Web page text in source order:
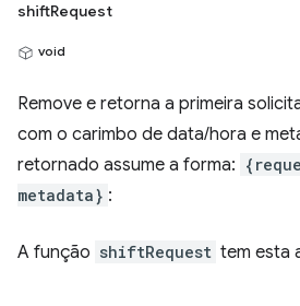
shiftRequest
void
Remove e retorna a primeira
com o carimbo de data/hora e
retornado assume a forma:
metadata} :
A função shiftRequest tem esta